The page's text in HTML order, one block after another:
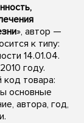
», автор —
к типу:
14.01.04.
году.
код товара:
основные
автора, год,